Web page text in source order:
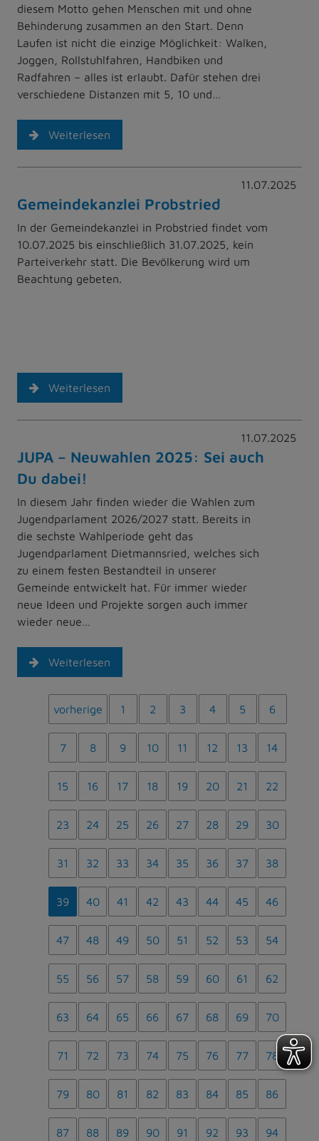
diesem Motto gehen Menschen mit und ohne
Behinderung zusammen an den Start. Denn
Laufen ist nicht die einzige Möglichkeit: Walken,
Joggen, Rollstuhlfahren, Handbiken und
Radfahren – alles ist erlaubt. Dafür stehen drei
verschiedene Distanzen mit 5, 10 und…
Weiterlesen
11.07.2025
Gemeindekanzlei Probstried
In der Gemeindekanzlei in Probstried findet vom
10.07.2025 bis einschließlich 31.07.2025, kein
Parteiverkehr statt. Die Bevölkerung wird um
Beachtung gebeten.
Weiterlesen
11.07.2025
JUPA – Neuwahlen 2025: Sei auch
Du dabei!
In diesem Jahr finden wieder die Wahlen zum
Jugendparlament 2026/2027 statt. Bereits in
die sechste Wahlperiode geht das
Jugendparlament Dietmannsried, welches sich
zu einem festen Bestandteil in unserer
Gemeinde entwickelt hat. Für immer wieder
neue Ideen und Projekte sorgen auch immer
wieder neue…
Weiterlesen
vorherige 1 2 3 4 5 6
7 8 9 10 11 12 13 14
15 16 17 18 19 20 21 22
23 24 25 26 27 28 29 30
31 32 33 34 35 36 37 38
39 40 41 42 43 44 45 46
47 48 49 50 51 52 53 54
55 56 57 58 59 60 61 62
63 64 65 66 67 68 69 70
71 72 73 74 75 76 77 78
79 80 81 82 83 84 85 86
87 88 89 90 91 92 93 94